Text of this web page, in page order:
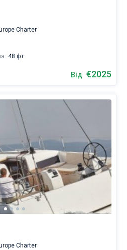
Charter
48 фт
Від €2025
Charter